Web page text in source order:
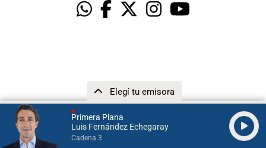
Primera Plana
Luis Fernández Echegaray
Cadena 3
Elegí tu emisora